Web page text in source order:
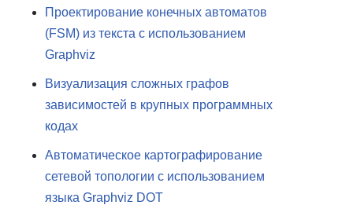
Проектирование конечных автоматов
(FSM) из текста с использованием
Graphviz
Визуализация сложных графов
зависимостей в крупных программных
кодах
Автоматическое картографирование
сетевой топологии с использованием
языка Graphviz DOT